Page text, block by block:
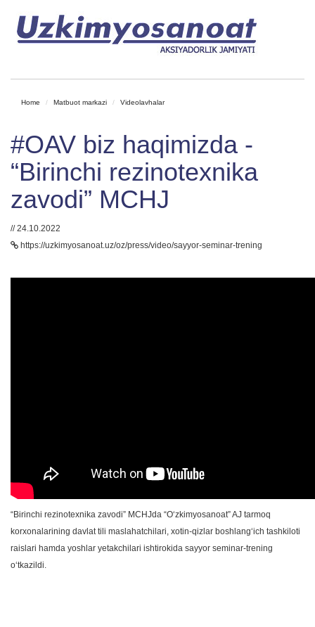
Home Matbuot markazi Videolavhalar
#OAV biz haqimizda -
“Birinchi rezinotexnika
zavodi” MCHJ
// 24.10.2022
https://uzkimyosanoat.uz/oz/press/video/sayyor-seminar-trening
“Birinchi rezinotexnika zavodi” MCHJda “Oʻzkimyosanoat” AJ tarmoq
korxonalarining davlat tili maslahatchilari, xotin-qizlar boshlangʻich tashkiloti
raislari hamda yoshlar yetakchilari ishtirokida sayyor seminar-trening
oʻtkazildi.